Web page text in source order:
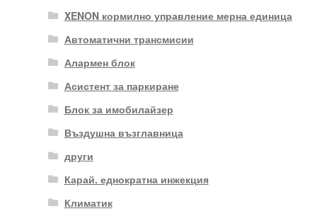
XENON кормилно управление мерна единица
Автоматични трансмисии
Алармен блок
Асистент за паркиране
Блок за имобилайзер
Въздушна възглавница
други
Карай. еднократна инжекция
Климатик